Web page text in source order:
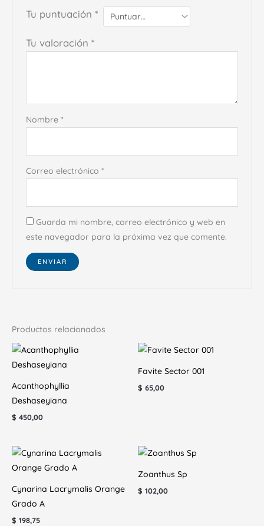
Tu puntuación*
Tu valoración*
Nombre*
Correo electrónico*
Guarda mi nombre, correo electrónico y web en
este navegador para la próxima vez que comente.
Productos relacionados
Acanthophyllia
Deshaseyiana
$ 450,00
Favite Sector 001
$ 65,00
Cynarina Lacrymalis Orange
Grado A
$ 198,75
Zoanthus Sp
$ 102,00